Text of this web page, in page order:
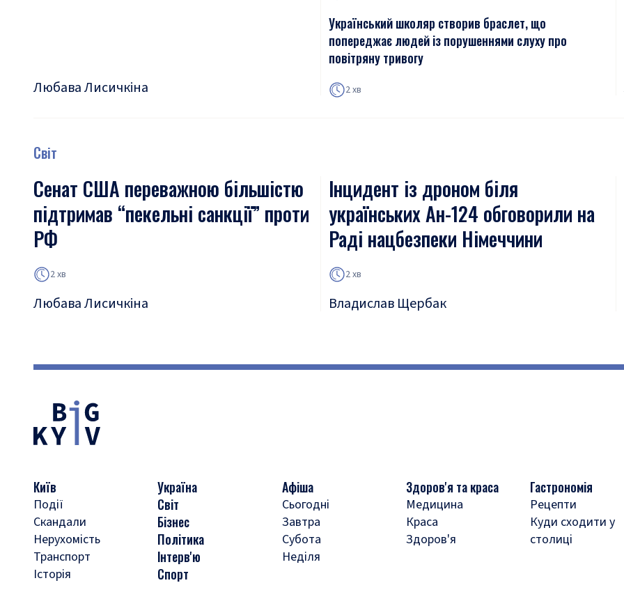
Любава Лисичкіна
Український школяр створив браслет, що
попереджає людей із порушеннями слуху про
повітряну тривогу
2 хв
Світ
Сенат США переважною більшістю
підтримав “пекельні санкції” проти
РФ
2 хв
Любава Лисичкіна
Інцидент із дроном біля
українських Ан-124 обговорили на
Раді нацбезпеки Німеччини
2 хв
Владислав Щербак
Київ
Події
Скандали
Нерухомість
Транспорт
Історія
Україна
Світ
Бізнес
Політика
Інтерв'ю
Спорт
Афіша
Сьогодні
Завтра
Субота
Неділя
Здоров'я та краса
Медицина
Краса
Здоров'я
Гастрономія
Рецепти
Куди сходити у
столиці